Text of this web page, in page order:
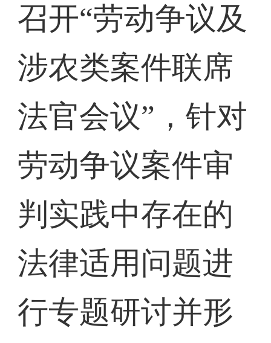
召开“劳动争议及
涉农类案件联席
法官会议”，针对
劳动争议案件审
判实践中存在的
法律适用问题进
行专题研讨并形